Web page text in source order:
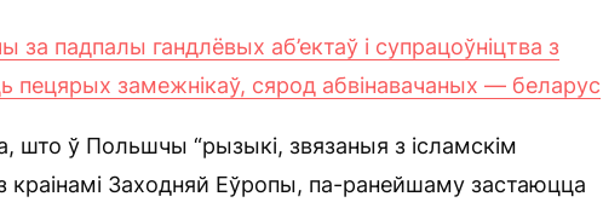
за падпалы гандлёвых аб’ектаў і супрацоўніцтва з
пецярых замежнікаў, сярод абвінавачаных — беларус
што ў Польшчы “рызыкі, звязаныя з ісламскім
краінамі Заходняй Еўропы, па-ранейшаму застаюцца